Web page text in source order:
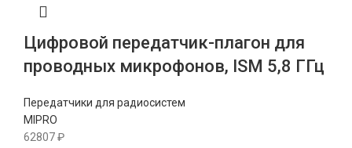
Цифровой передатчик-плагон для
проводных микрофонов, ISM 5,8 ГГц
Передатчики для радиосистем
MIPRO
62807₽